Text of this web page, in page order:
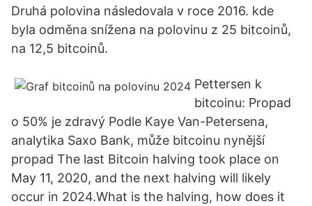
Druhá polovina následovala v roce 2016. kde
byla odměna snížena na polovinu z 25 bitcoinů,
na 12,5 bitcoinů.
Pettersen k
bitcoinu: Propad
o 50% je zdravý Podle Kaye Van-Petersena,
analytika Saxo Bank, může bitcoinu nynější
propad The last Bitcoin halving took place on
May 11, 2020, and the next halving will likely
occur in 2024.What is the halving, how does it